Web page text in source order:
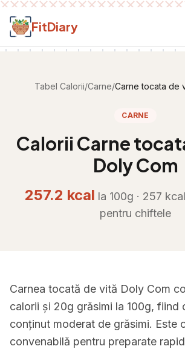
Salt la conținut
FitDiary
Tabel Calorii/Carne/Carne tocata de
CARNE
Calorii Carne
Doly Com
257.2 kcal la 100g · 257
pentru chiftele
Carnea tocată de vită Doly Com
calorii și 20g grăsimi la 100g, fiind
conținut moderat de grăsimi. Este
convenabilă pentru preparate